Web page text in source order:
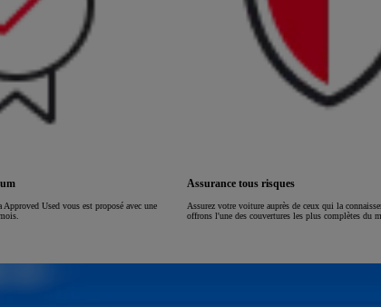
Used vous est proposé avec une
Assurance tous risques
Assurez votre voiture auprès de ceux qui la
offrons l'une des couvertures les plus complètes du